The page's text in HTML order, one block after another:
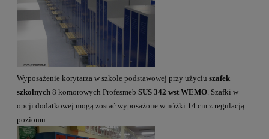
Wyposażenie korytarza w szkole podstawowej przy użyciu szafek
szkolnych 8 komorowych Profesmeb SUS 342 wst WEMO . Szafki w
opcji dodatkowej mogą zostać wyposażone w nóżki 14 cm z regulacją
poziomu